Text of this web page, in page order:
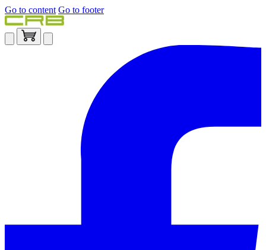
Go to content Go to footer